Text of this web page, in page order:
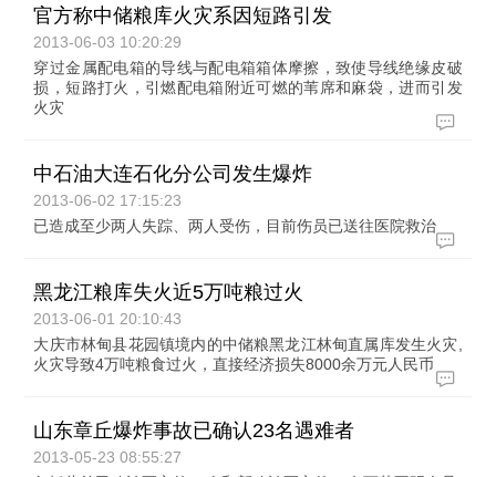
官方称中储粮库火灾系因短路引发
2013-06-03 10:20:29
穿过金属配电箱的导线与配电箱箱体摩擦，致使导线绝缘皮破
损，短路打火，引燃配电箱附近可燃的苇席和麻袋，进而引发
火灾
中石油大连石化分公司发生爆炸
2013-06-02 17:15:23
已造成至少两人失踪、两人受伤，目前伤员已送往医院救治
黑龙江粮库失火近5万吨粮过火
2013-06-01 20:10:43
大庆市林甸县花园镇境内的中储粮黑龙江林甸直属库发生火灾,
火灾导致4万吨粮食过火，直接经济损失8000余万元人民币
山东章丘爆炸事故已确认23名遇难者
2013-05-23 08:55:27